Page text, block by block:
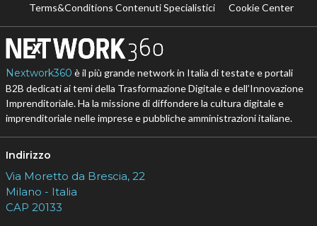
Terms&Conditions Contenuti Specialistici
Cookie Center
Nextwork360 è il più grande network in Italia di testate e portali
B2B dedicati ai temi della Trasformazione Digitale e dell’Innovazione
Imprenditoriale. Ha la missione di diffondere la cultura digitale e
imprenditoriale nelle imprese e pubbliche amministrazioni italiane.
Indirizzo
Via Moretto da Brescia, 22
Milano - Italia
CAP 20133